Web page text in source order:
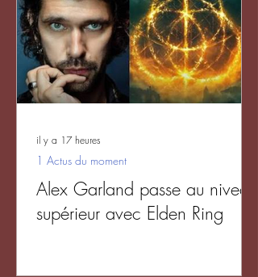
Alex Garland passe au niveau
supérieur avec Elden Ring
1 Actus du moment
il y a 17 heures